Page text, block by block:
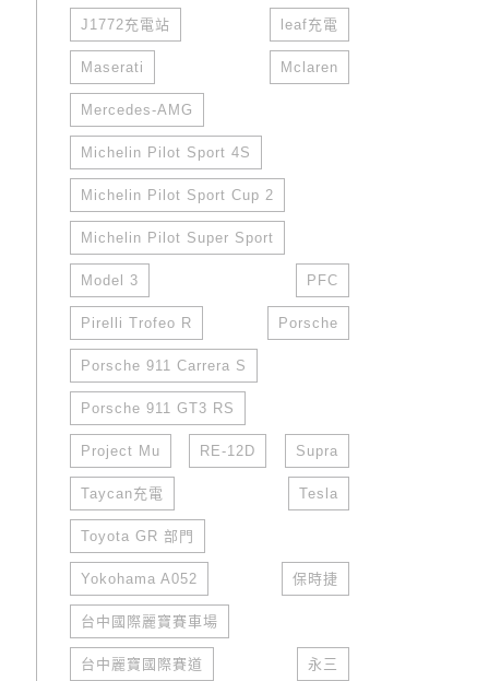
J1772充電站 leaf充電
Maserati Mclaren
Mercedes-AMG
Michelin Pilot Sport 4S
Michelin Pilot Sport Cup 2
Michelin Pilot Super Sport
Model 3 PFC
Pirelli Trofeo R Porsche
Porsche 911 Carrera S
Porsche 911 GT3 RS
Project Mu RE-12D Supra
Taycan充電 Tesla
Toyota GR 部門
Yokohama A052 保時捷
台中國際麗寶賽車場
台中麗寶國際賽道 永三